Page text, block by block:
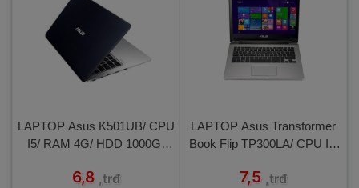
LAPTOP Asus K501UB/ CPU
I5/ RAM 4G/ HDD 1000G/
6,8 ,trđ
LAPTOP Asus Transformer
Book Flip TP300LA/ CPU I5/
TOUCH
7,5 ,trđ